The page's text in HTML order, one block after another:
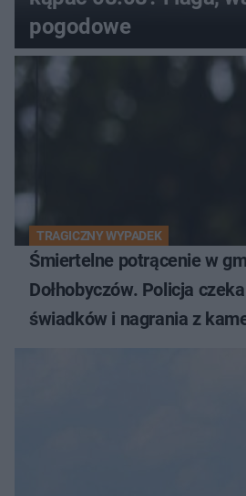
pogodowe
TRAGICZNY WYPADEK
Śmiertelne potrącenie w
Dołhobyczów. Policja
świadków i nagrania z